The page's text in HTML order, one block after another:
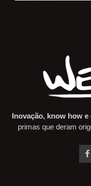
Inovação, know how
primas que deram